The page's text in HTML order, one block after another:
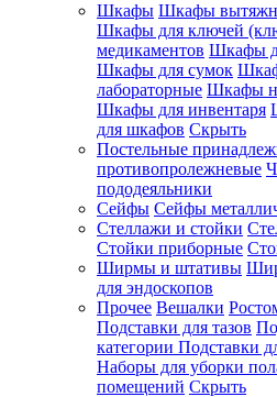
Шкафы Шкафы
Шкафы для ключей
медикаментов Шкафы
Шкафы для сумок
лабораторные Шкафы
Шкафы для инвентаря
для шкафов Скрыть
Постельные
противопролежневые
пододеяльники
Сейфы Сейфы
Стеллажи и стойки
Стойки приборные
Ширмы и штативы
для эндоскопов
Прочее Вешалки
Подставки для тазов
категории Подставки
Наборы для уборки
помещений Скрыть